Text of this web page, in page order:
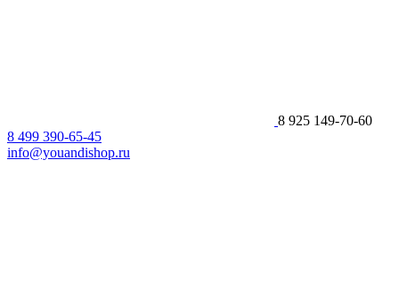
8 925 149-70-60
8 499 390-65-45
info@youandishop.ru